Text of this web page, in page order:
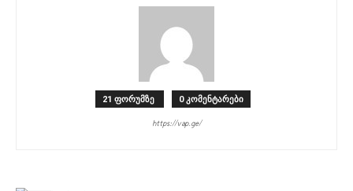
21 ფორუმზე 0 კომენტარები
https://vap.ge/